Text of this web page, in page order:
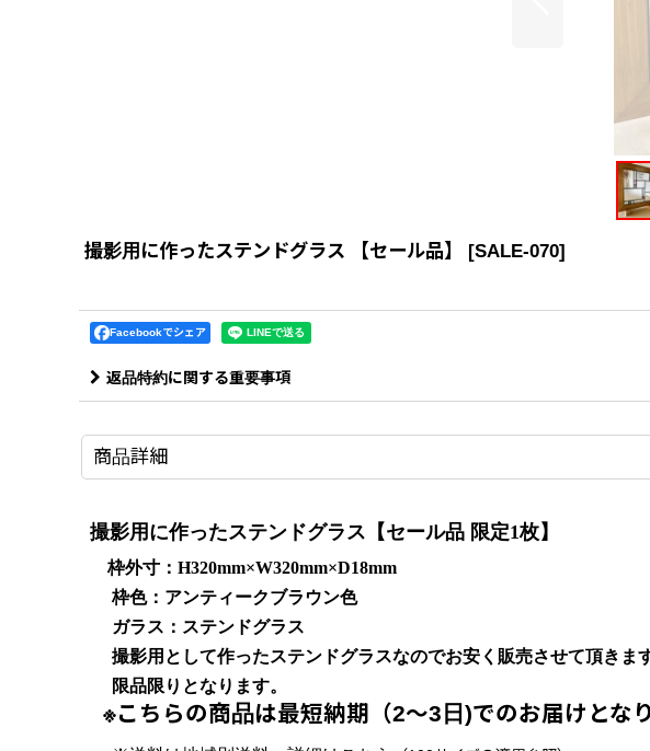
撮影用に作ったステンドグラス 【セール品】 [SALE-070]
Facebookでシェア
返品特約に関する重要事項
商品詳細
撮影用に作ったステンドグラス【セール品 限定1枚】
枠外寸：H320mm×W320mm×D18mm
枠色：アンティークブラウン色
ガラス：ステンドグラス
撮影用として作ったステンドグラスなのでお安く販売させて頂きます
限品限りとなります。
※こちらの商品は最短納期（2〜3日)でのお届けとなり